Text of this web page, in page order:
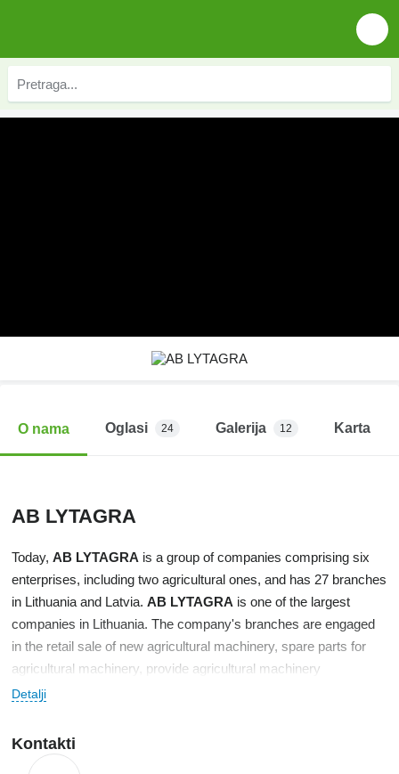
O nama Oglasi 24 Galerija 12 Karta
AB LYTAGRA
Today, AB LYTAGRA is a group of companies comprising six
enterprises, including two agricultural ones, and has 27 branches
in Lithuania and Latvia. AB LYTAGRA is one of the largest
companies in Lithuania. The company's branches are engaged
in the retail sale of new agricultural machinery, spare parts for
agricultural machinery, provide agricultural machinery
maintenance services, organize agricultural machinery
managers. Thus, the company strives to be as close as possible
to its customers—farmers and agricultural businesses—and to
Detalji
Kontakti